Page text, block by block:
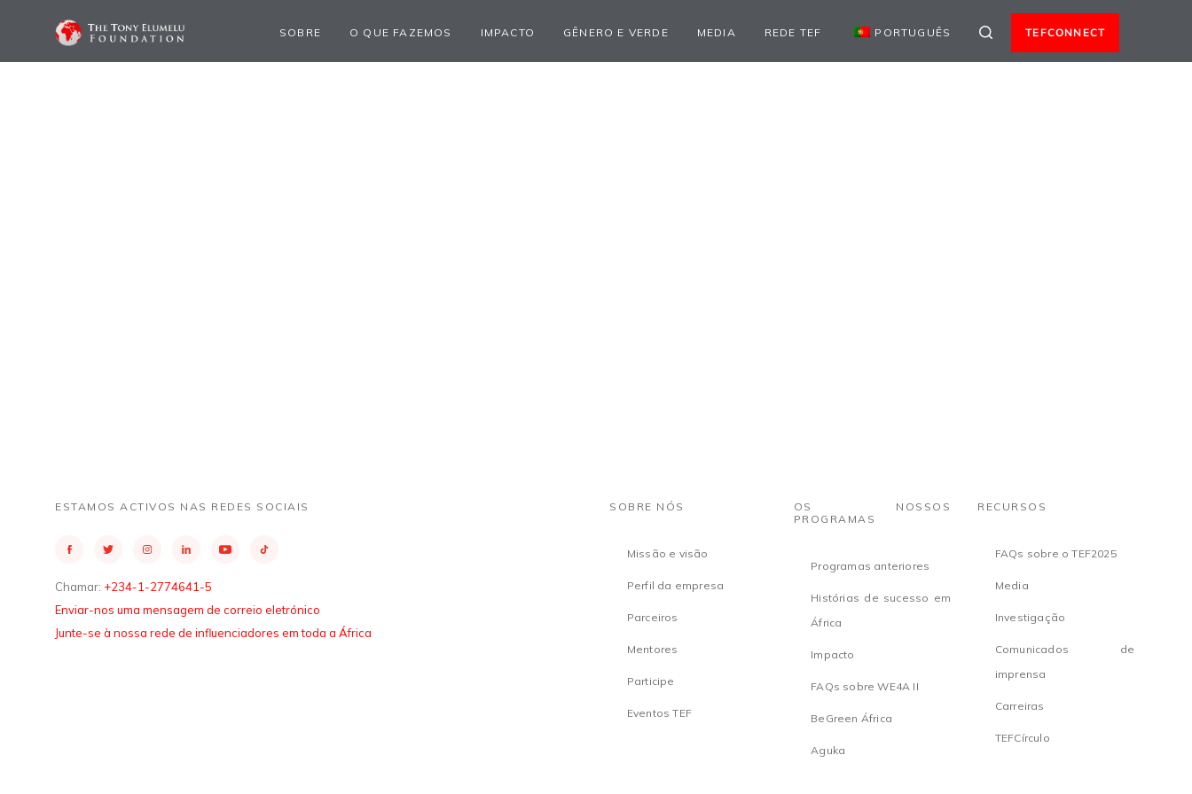
SOBRE O QUE FAZEMOS IMPACTO GÊNERO E VERDE MEDIA REDE TEF PORTUGUÊS TEFCONNECT
ESTAMOS ACTIVOS NAS REDES SOCIAIS
Chamar: +234-1-2774641-5
Enviar-nos uma mensagem de correio eletrónico
Junte-se à nossa rede de influenciadores em toda a África
SOBRE NÓS
Missão e visão
Perfil da empresa
Parceiros
Mentores
Participe
Eventos TEF
OS NOSSOS
PROGRAMAS
Programas anteriores
Histórias de sucesso em
África
Impacto
FAQs sobre WE4A II
BeGreen África
Aguka
RECURSOS
FAQs sobre o TEF2025
Media
Investigação
Comunicados de
imprensa
Carreiras
TEFCírculo